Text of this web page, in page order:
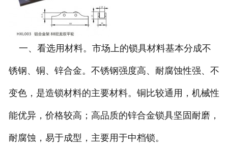
一、看选用材料。市场上的锁具材料基本分成不
锈钢、铜、锌合金。不锈钢强度高、耐腐蚀性强、不
变色，是造锁材料的主要材料。铜比较通用，机械性
能优异，价格较高；高品质的锌合金锁具坚固耐磨，
耐腐蚀，易于成型，主要用于中档锁。